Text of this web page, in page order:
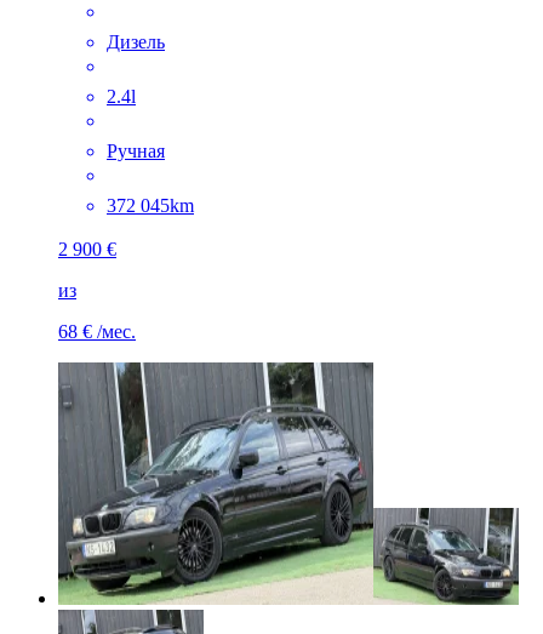
Дизель
2.4l
Ручная
372 045km
2 900 €
из
68 € /мес.